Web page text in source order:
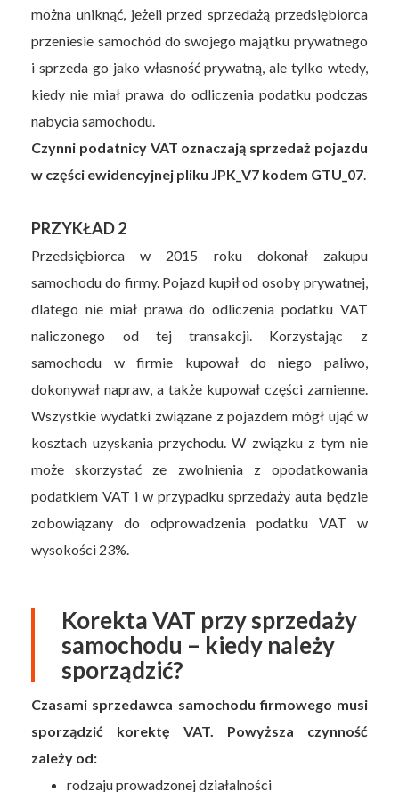
można uniknąć, jeżeli przed sprzedażą przedsiębiorca
przeniesie samochód do swojego majątku prywatnego
i sprzeda go jako własność prywatną, ale tylko wtedy,
kiedy nie miał prawa do odliczenia podatku podczas
nabycia samochodu.
Czynni podatnicy VAT oznaczają sprzedaż pojazdu
w części ewidencyjnej pliku JPK_V7 kodem GTU_07
PRZYKŁAD 2
Przedsiębiorca w 2015 roku dokonał zakupu
samochodu do firmy. Pojazd kupił od osoby prywatnej,
dlatego nie miał prawa do odliczenia podatku VAT
naliczonego od tej transakcji. Korzystając z
samochodu w firmie kupował do niego paliwo,
dokonywał napraw, a także kupował części zamienne.
Wszystkie wydatki związane z pojazdem mógł ująć w
kosztach uzyskania przychodu. W związku z tym nie
może skorzystać ze zwolnienia z opodatkowania
podatkiem VAT i w przypadku sprzedaży auta będzie
zobowiązany do odprowadzenia podatku VAT w
wysokości 23%.
Korekta VAT przy sprzedaży
samochodu – kiedy należy
sporządzić?
Czasami sprzedawca samochodu firmowego musi
sporządzić korektę VAT. Powyższa czynność
zależy od:
rodzaju prowadzonej działalności